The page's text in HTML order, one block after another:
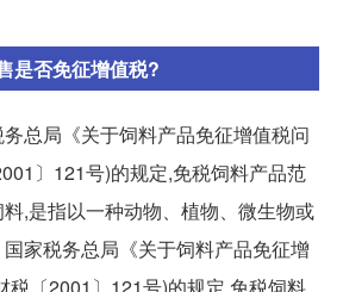
是否免征增值税?
总局《关于饲料产品免征增值税问
〕121号)的规定,免税饲料产品范
,是指以一种动物、植物、微生物或
家税务总局《关于饲料产品免征增